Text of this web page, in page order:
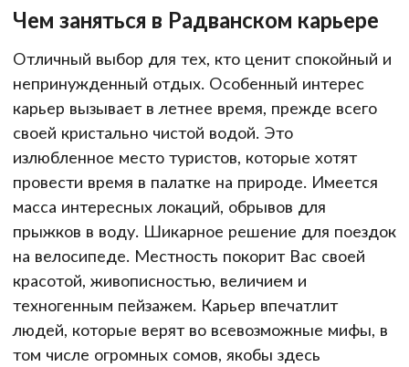
Чем заняться в Радванском карьере
Отличный выбор для тех, кто ценит спокойный и
непринужденный отдых. Особенный интерес
карьер вызывает в летнее время, прежде всего
своей кристально чистой водой. Это
излюбленное место туристов, которые хотят
провести время в палатке на природе. Имеется
масса интересных локаций, обрывов для
прыжков в воду. Шикарное решение для поездок
на велосипеде. Местность покорит Вас своей
красотой, живописностью, величием и
техногенным пейзажем. Карьер впечатлит
людей, которые верят во всевозможные мифы, в
том числе огромных сомов, якобы здесь